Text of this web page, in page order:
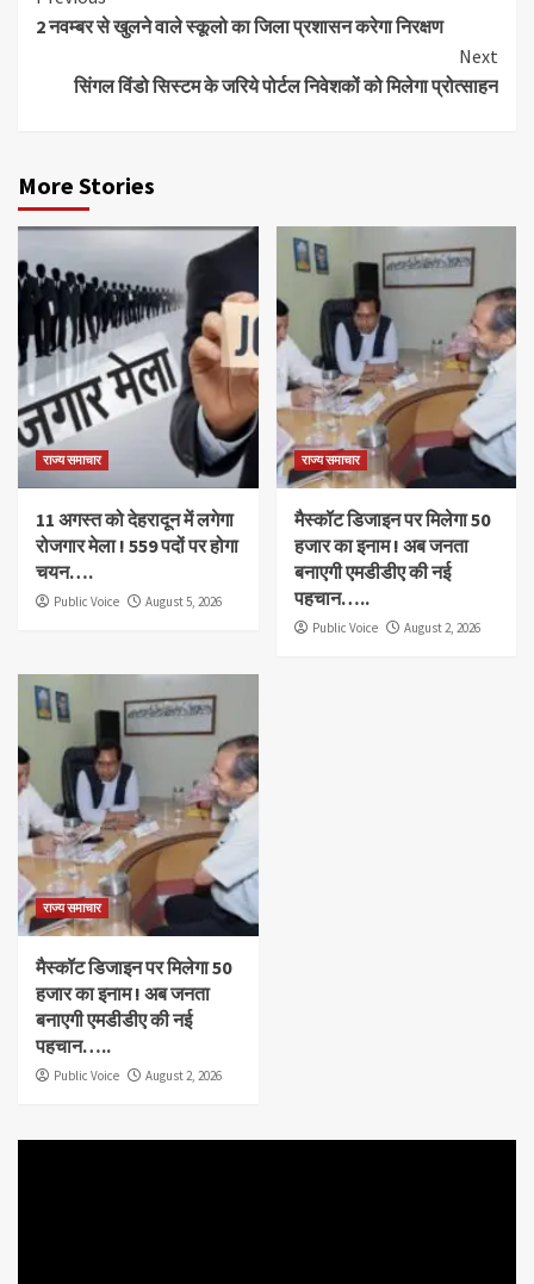
Reading
2 नवम्बर से खुलने वाले स्कूलो का जिला प्रशासन करेगा निरक्षण
Next
सिंगल विंडो सिस्टम के जरिये पोर्टल निवेशकों को मिलेगा प्रोत्साहन
More Stories
राज्य समाचार
11 अगस्त को देहरादून में लगेगा
रोजगार मेला ! 559 पदों पर होगा
चयन….
Public Voice August 5, 2026
राज्य समाचार
मैस्कॉट डिजाइन पर मिलेगा 50
हजार का इनाम ! अब जनता
बनाएगी एमडीडीए की नई
पहचान…..
Public Voice August 2, 2026
राज्य समाचार
मैस्कॉट डिजाइन पर मिलेगा 50
हजार का इनाम ! अब जनता
बनाएगी एमडीडीए की नई
पहचान…..
Public Voice August 2, 2026